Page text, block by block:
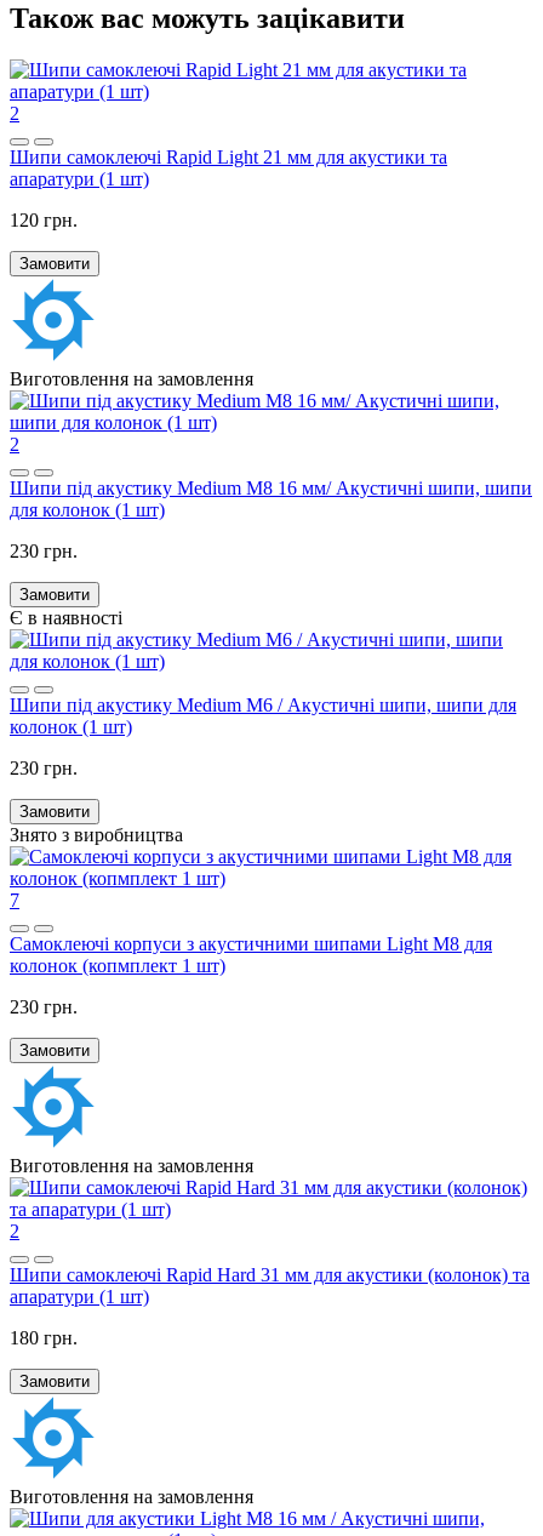
Також вас можуть зацікавити
2
Шипи самоклеючі Rapid Light 21 мм для акустики та
апаратури (1 шт)
120 грн.
Замовити
Виготовлення на замовлення
2
Шипи під акустику Medium M8 16 мм/ Акустичні шипи, шипи
для колонок (1 шт)
230 грн.
Замовити
Є в наявності
Шипи під акустику Medium M6 / Акустичні шипи, шипи для
колонок (1 шт)
230 грн.
Замовити
Знято з виробництва
7
Самоклеючі корпуси з акустичними шипами Light M8 для
колонок (копмплект 1 шт)
230 грн.
Замовити
Виготовлення на замовлення
2
Шипи самоклеючі Rapid Hard 31 мм для акустики (колонок) та
апаратури (1 шт)
180 грн.
Замовити
Виготовлення на замовлення